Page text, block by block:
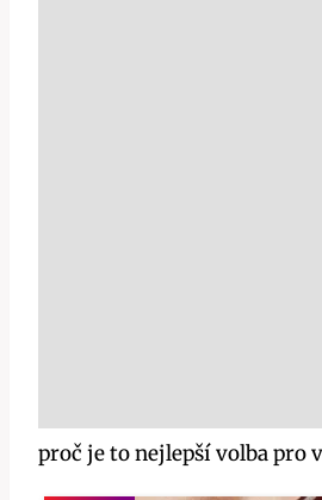
proč je to nejlepší volba pro